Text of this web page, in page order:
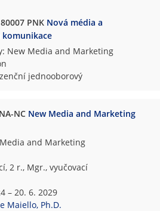
PNK Nová média a
New Media and Marketing
jednooborový
NC New Media and Marketing
and Marketing
2 r., Mgr., vyučovací
– 20. 6. 2029
Maiello, Ph.D.